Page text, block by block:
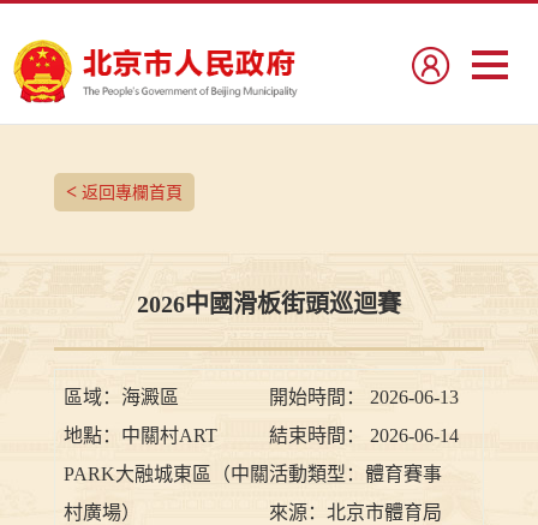
<返回專欄首頁
2026中國滑板街頭巡迴賽
區域： 海澱區 開始時間：
2026-06-13
地點： 中關村ART
PARK大融城東區（中關
村廣場）
結束時間：
2026-06-14
活動類型： 體育賽事
來源： 北京市體育局